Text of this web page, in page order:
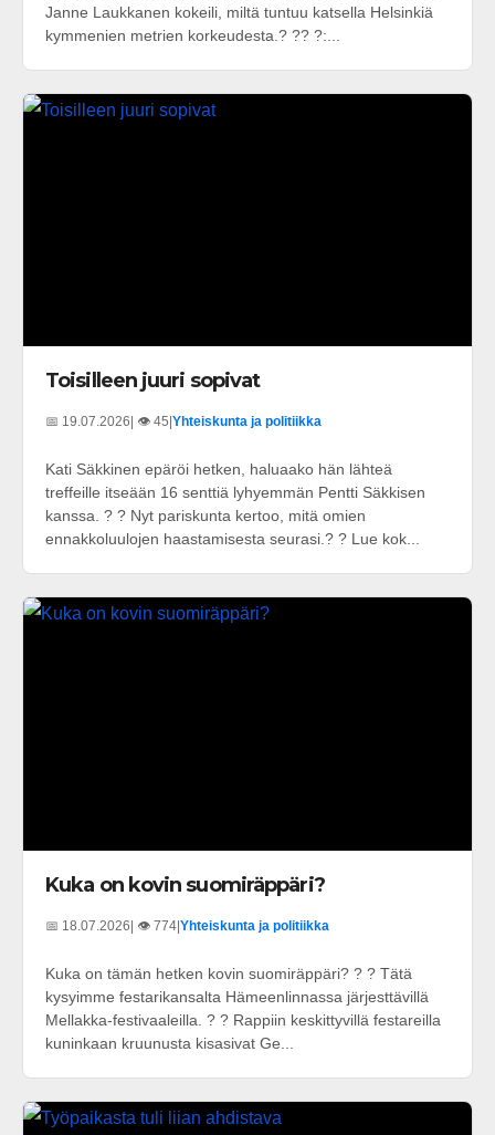
Janne Laukkanen kokeili, miltä tuntuu katsella Helsinkiä
kymmenien metrien korkeudesta.? ?? ?:...
Toisilleen juuri sopivat
📅 19.07.2026 | 👁️ 45 Yhteiskunta ja politiikka
Kati Säkkinen epäröi hetken, haluaako hän lähteä
treffeille itseään 16 senttiä lyhyemmän Pentti Säkkisen
kanssa. ? ? Nyt pariskunta kertoo, mitä omien
ennakkoluulojen haastamisesta seurasi.? ? Lue kok...
Kuka on kovin suomiräppäri?
📅 18.07.2026| 👁️ 774|Yhteiskunta ja politiikka
Kuka on tämän hetken kovin suomiräppäri? ? ? Tätä
kysyimme festarikansalta Hämeenlinnassa järjesttävillä
Mellakka-festivaaleilla. ? ? Rappiin keskittyvillä festareilla
kuninkaan kruunusta kisasivat Ge...